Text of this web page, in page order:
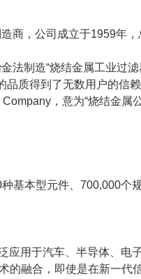
商，公司成立于1959年，
法制造“烧结金属工业过
品质得到了无数用户的信
，意为“烧结金
基本型元件、700,000个
应用于汽车、半导体、
的融合，即使是在新一